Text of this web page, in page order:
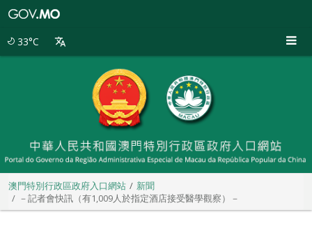
33°C
澳門特別行政區政府入口網站
新聞
－記者會快訊（有1,009人於指定酒店接受醫學觀察）－